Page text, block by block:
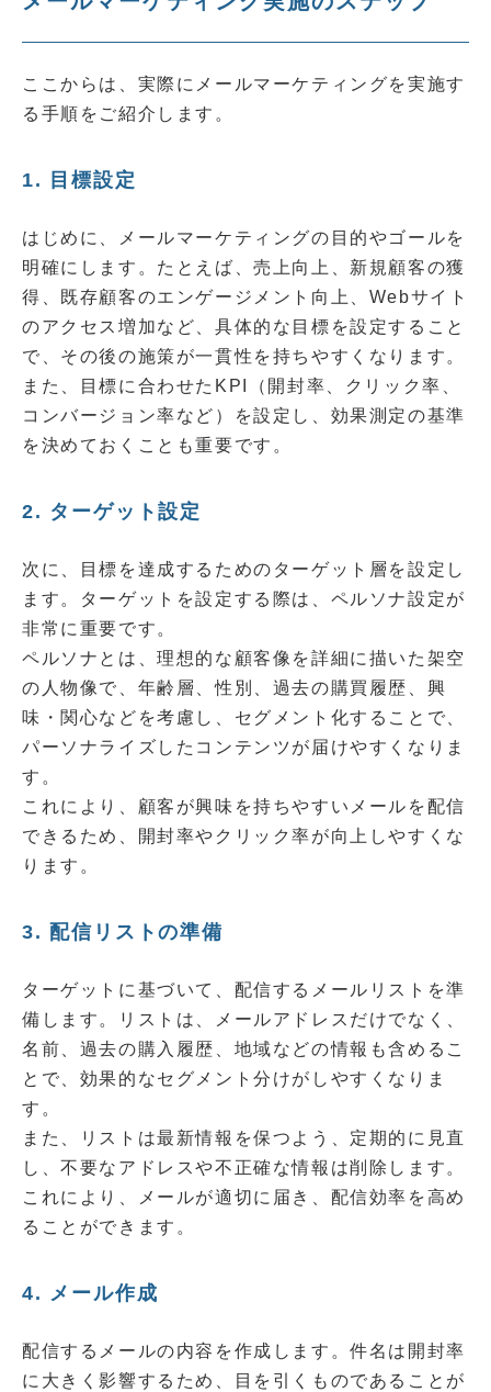
ここからは、実際にメールマーケティングを実施す
る手順をご紹介します。
1. 目標設定
はじめに、メールマーケティングの目的やゴールを
明確にします。たとえば、売上向上、新規顧客の獲
得、既存顧客のエンゲージメント向上、Webサイト
のアクセス増加など、具体的な目標を設定すること
で、その後の施策が一貫性を持ちやすくなります。
また、目標に合わせたKPI（開封率、クリック率、
コンバージョン率など）を設定し、効果測定の基準
を決めておくことも重要です。
2. ターゲット設定
次に、目標を達成するためのターゲット層を設定し
ます。ターゲットを設定する際は、ペルソナ設定が
非常に重要です。
ペルソナとは、理想的な顧客像を詳細に描いた架空
の人物像で、年齢層、性別、過去の購買履歴、興
味・関心などを考慮し、セグメント化することで、
パーソナライズしたコンテンツが届けやすくなりま
す。
これにより、顧客が興味を持ちやすいメールを配信
できるため、開封率やクリック率が向上しやすくな
ります。
3. 配信リストの準備
ターゲットに基づいて、配信するメールリストを準
備します。リストは、メールアドレスだけでなく、
名前、過去の購入履歴、地域などの情報も含めるこ
とで、効果的なセグメント分けがしやすくなりま
す。
また、リストは最新情報を保つよう、定期的に見直
し、不要なアドレスや不正確な情報は削除します。
これにより、メールが適切に届き、配信効率を高め
ることができます。
4. メール作成
配信するメールの内容を作成します。件名は開封率
に大きく影響するため、目を引くものであることが